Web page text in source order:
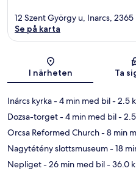
12 Szent György u, Inarcs, 2365
Se på karta
I närheten Ta
Inárcs kyrka- 4 min med bil- 2.5
Dozsa-torget- 4 min med bil-
Orcsa Reformed Church- 8 min
Nagytétény slottsmuseum- 18
Nepliget- 26 min med bil- 36.0